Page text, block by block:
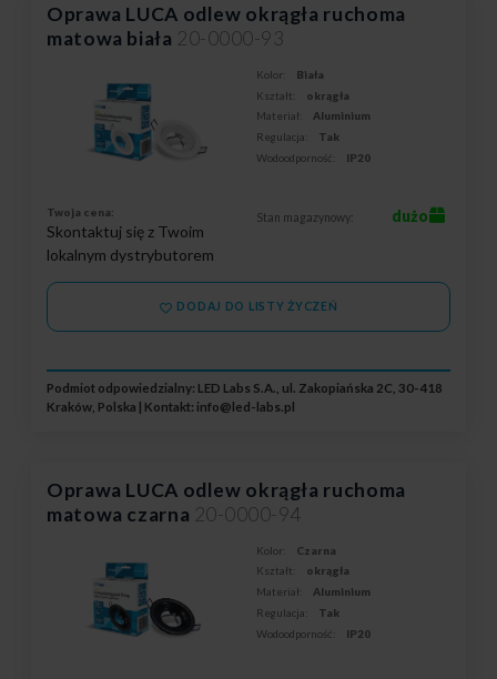
Oprawa LUCA odlew okrągła ruchoma
matowa biała 20-0000-93
Kolor:
Biała
Kształt:
okrągła
Materiał:
Aluminium
Regulacja:
Tak
Wodoodporność:
IP20
Twoja cena:
Skontaktuj się z Twoim
lokalnym dystrybutorem
Stan magazynowy: dużo
DODAJ DO LISTY ŻYCZEŃ
Podmiot odpowiedzialny: LED Labs S.A., ul. Zakopiańska 2C, 30-418
Kraków, Polska | Kontakt: info@led-labs.pl
Oprawa LUCA odlew okrągła ruchoma
matowa czarna 20-0000-94
Kolor:
Czarna
Kształt:
okrągła
Materiał:
Aluminium
Regulacja:
Tak
Wodoodporność:
IP20